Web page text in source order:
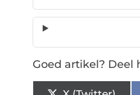
Goed artikel? Deel